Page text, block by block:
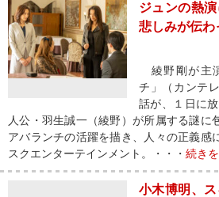
ジュンの熱
悲しみが伝わ
綾野剛が主
チ」（カンテ
話が、１日に
人公・羽生誠一（綾野）が所属する謎に
アバランチの活躍を描き、人々の正義感
スクエンターテインメント。・・・ 続き
小木博明、